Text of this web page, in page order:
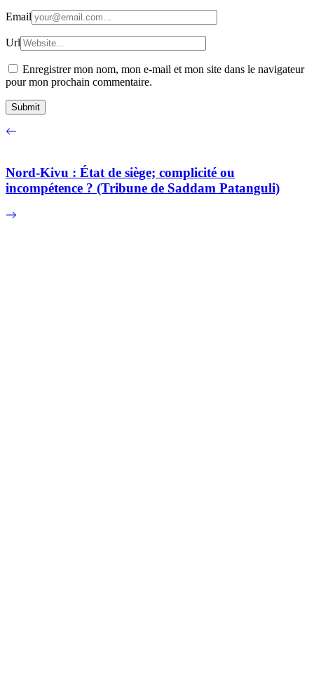
Email
Url
Enregistrer mon nom, mon e-mail et mon site dans le navigateur
pour mon prochain commentaire.
Nord-Kivu : État de siège; complicité ou
incompétence ? (Tribune de Saddam Patanguli)